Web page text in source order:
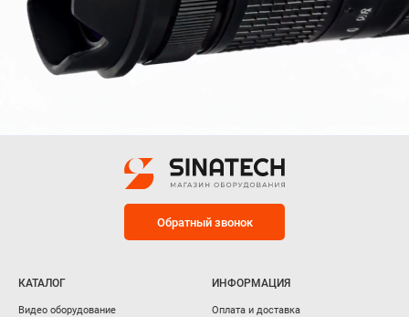
Обратный звонок
КАТАЛОГ
Видео оборудование
ИНФОРМАЦИЯ
Оплата и доставка